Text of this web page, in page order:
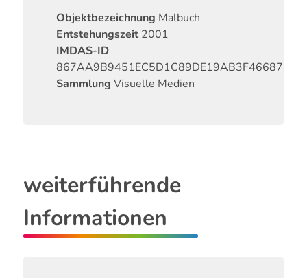
Objektbezeichnung Malbuch
Entstehungszeit 2001
IMDAS-ID
867AA9B9451EC5D1C89DE19AB3F46687
Sammlung Visuelle Medien
weiterführende
Informationen